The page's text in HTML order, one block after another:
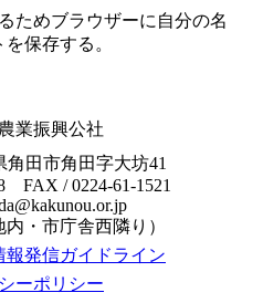
ためブラウザーに自分の名
保存する。
角田市角田字大坊41
FAX / 0224-61-1521
内・市庁舎西隣り）
報発信ガイドライン
ーポリシー